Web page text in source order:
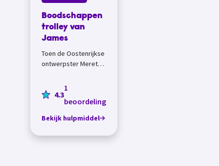
Boodschappen
trolley van
James
Toen de Oostenrijkse
ontwerpster Meret
mocht dragen, had ze
een
boodschappentrolley
nodig. Maar...
4.3
1
beoordeling
Bekijk hulpmiddel